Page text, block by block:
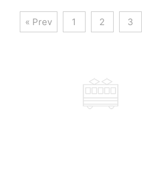
« Prev 1 2 3